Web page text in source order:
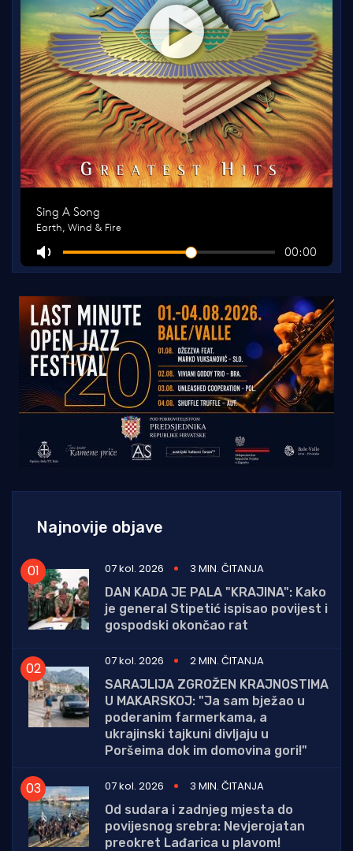
Najnovije objave
07 kol. 2026
3 MIN. ČITANJA
DAN KADA JE PALA "KRAJINA": Kako
je general Stipetić ispisao povijest i
gospodski okončao rat
07 kol. 2026
2 MIN. ČITANJA
SARAJLIJA ZGROŽEN KRAJNOSTIMA
U MAKARSKOJ: "Ja sam bježao u
poderanim farmerkama, a
ukrajinski tajkuni divljaju u
Poršeima dok im domovina gori!"
07 kol. 2026
3 MIN. ČITANJA
Od sudara i zadnjeg mjesta do
povijesnog srebra: Nevjerojatan
preokret Lađarica u plavom!